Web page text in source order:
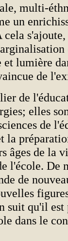
multi-
un
s'ajoute,
lumière
de
de
elles
de
la
âges de la
l'école. De
de
suit qu'il
dans le